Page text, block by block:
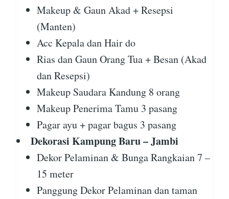
Makeup & Gaun Akad + Resepsi
(Manten)
Acc Kepala dan Hair do
Rias dan Gaun Orang Tua + Besan (Akad
dan Resepsi)
Makeup Saudara Kandung 8 orang
Makeup Penerima Tamu 3 pasang
Pagar ayu + pagar bagus 3 pasang
Dekorasi Kampung Baru – Jambi
Dekor Pelaminan & Bunga Rangkaian 7 –
15 meter
Panggung Dekor Pelaminan dan taman